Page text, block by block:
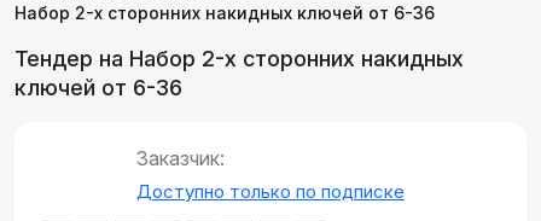
Набор 2-х сторонних накидных ключей от 6-36
Тендер на Набор 2-х сторонних накидных
ключей от 6-36
Заказчик:
Доступно только по подписке